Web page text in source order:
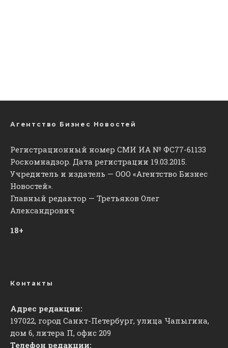
Агентство Бизнес Новостей
Регистрационный номер СМИ ИА № ФС77-61133
Роскомнадзор. Дата регистрации 19.03.2015.
Учредитель и издатель — ООО «Агентство Бизнес
Новостей».
Главный редактор — Третьяков Олег
Александрович
18+
Контакты
Адрес редакции:
197022, город Санкт-Петербург, улица Чапыгина,
дом 6, литера П, офис 209
Телефон редакции: